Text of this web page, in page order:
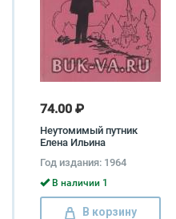
74.00 ₽
Неутомимый путник
Елена Ильина
Год издания: 1964
В наличии 1
В корзину